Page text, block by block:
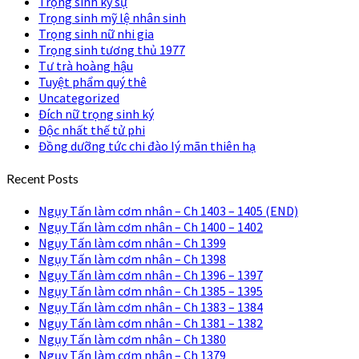
Trọng sinh mỹ lệ nhân sinh
Trọng sinh nữ nhi gia
Trọng sinh tương thủ 1977
Tư trà hoàng hậu
Tuyệt phẩm quý thê
Uncategorized
Đích nữ trọng sinh ký
Độc nhất thế tử phi
Đồng dưỡng tức chi đào lý mãn thiên hạ
Recent Posts
Ngụy Tấn làm cơm nhân – Ch 1403 – 1405 (END)
Ngụy Tấn làm cơm nhân – Ch 1400 – 1402
Ngụy Tấn làm cơm nhân – Ch 1399
Ngụy Tấn làm cơm nhân – Ch 1398
Ngụy Tấn làm cơm nhân – Ch 1396 – 1397
Ngụy Tấn làm cơm nhân – Ch 1385 – 1395
Ngụy Tấn làm cơm nhân – Ch 1383 – 1384
Ngụy Tấn làm cơm nhân – Ch 1381 – 1382
Ngụy Tấn làm cơm nhân – Ch 1380
Ngụy Tấn làm cơm nhân – Ch 1379